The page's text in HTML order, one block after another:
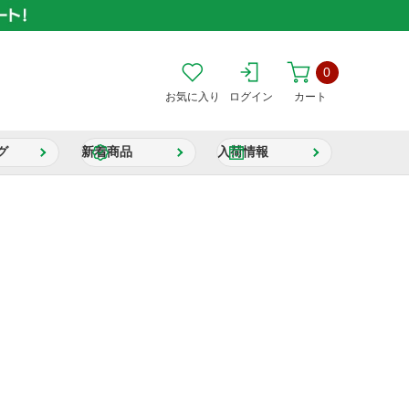
お気に入り ログイン カート
0
新着商品 入荷情報